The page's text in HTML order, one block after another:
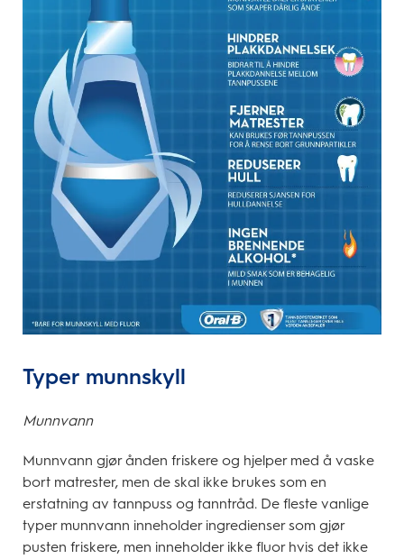
Typer munnskyll
Munnvann
Munnvann gjør ånden friskere og hjelper med å vaske
bort matrester, men de skal ikke brukes som en
erstatning av tannpuss og tanntråd. De fleste vanlige
typer munnvann inneholder ingredienser som gjør
pusten friskere, men inneholder ikke fluor hvis det ikke